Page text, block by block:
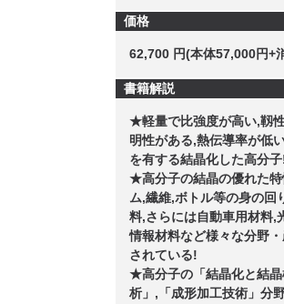
価格
62,700 円(本体57,000円+
書籍解説
★軽量で比強度が高い,靱
明性がある,熱伝導率が低
を有する結晶化した高分
★高分子の結晶の優れた
ム,繊維,ボトル等の身の回
料,さらには自動車用材料,
情報材料など様々な分野
されている!
★高分子の「結晶化と結
析」,「成形加工技術」分